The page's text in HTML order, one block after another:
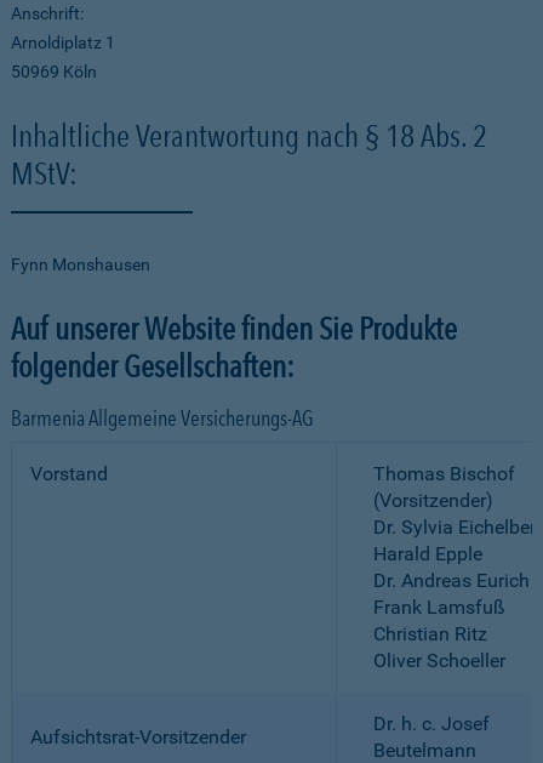
Anschrift:
Arnoldiplatz 1
50969 Köln
Inhaltliche Verantwortung nach § 18 Abs. 2
MStV:
Fynn Monshausen
Auf unserer Website finden Sie Produkte
folgender Gesellschaften:
Barmenia Allgemeine Versicherungs-AG
Vorstand
Thomas Bischof
(Vorsitzender)
Dr. Sylvia
Harald Epple
Dr. Andreas Eurich
Frank Lamsfuß
Christian Ritz
Oliver Schoeller
Aufsichtsrat-Vorsitzender
Dr. h. c. Josef
Beutelmann